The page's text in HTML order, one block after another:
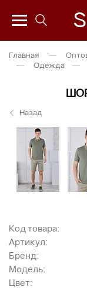
Главная —
—
Одежда —
Назад
Код товара:
Артикул:
Бренд:
Модель:
Цвет: